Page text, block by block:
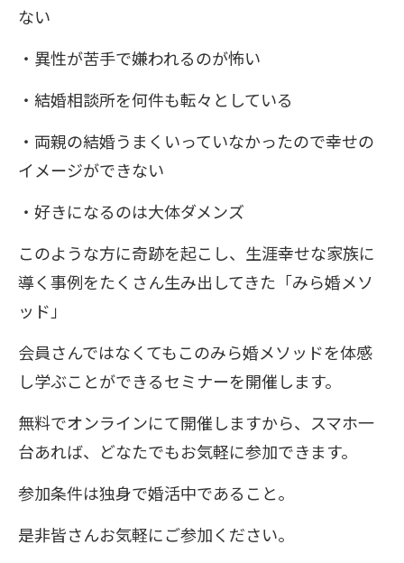
ない
・異性が苦手で嫌われるのが怖い
・結婚相談所を何件も転々としている
・両親の結婚うまくいっていなかったので幸せの
イメージができない
・好きになるのは大体ダメンズ
このような方に奇跡を起こし、生涯幸せな家族に
導く事例をたくさん生み出してきた「みら婚メソ
ッド」
会員さんではなくてもこのみら婚メソッドを体感
し学ぶことができるセミナーを開催します。
無料でオンラインにて開催しますから、スマホ一
台あれば、どなたでもお気軽に参加できます。
参加条件は独身で婚活中であること。
是非皆さんお気軽にご参加ください。